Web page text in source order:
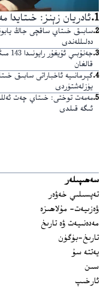
1
.ئادريان زېنز:
2
.سابىق خىتاي ساقچى جاڭ
دەلىللەندى
3
.
قالغان
4
.گېرمانىيە ئاخباراتى سابىق
يۈزلەشتۈردى
5
.مەمەت توختى: خىتاي چەت
ئىگە قىلدى
سەھىپىلەر
تەپسىلىي خەۋەر
ۋەزىيەت- مۇلاھىزە
مەدەنىيەت ۋە تارىخ
تارىخ-بۈگۈن
يەتتە سۇ
سىن
ئارخىپ